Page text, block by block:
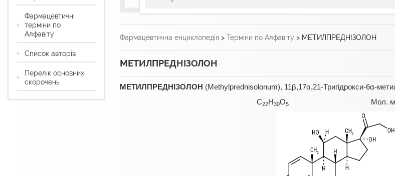
Фармацевтична енциклопедія > Терміни по Алфавіту > МЕТИЛПРЕДНІЗОЛОН
МЕТИЛПРЕДНІЗОЛОН
МЕТИЛПРЕДНІЗОЛОН (Methylprednisolonum), 11β,17α,21-Тригідрокси-6α-
C22H30O5 Мол. м.
Фармацевтичні
терміни по
Алфавіту
Список авторів
Перелік основних
скорочень